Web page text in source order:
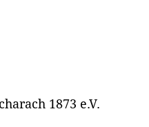
1873 e.V.